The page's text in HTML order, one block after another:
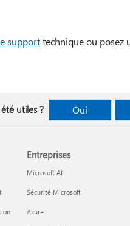
supporttechnique ou posez
utiles ? Oui
Entreprises
Microsoft AI
Sécurité Microsoft
Azure